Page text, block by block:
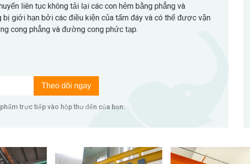
liên tục không tải lại các con hẻm bằng phẳng và
bị giới hạn bởi các điều kiện của tấm đáy và có thể được vận
cong phẳng và đường cong phức tạp.
Theo dõi ngay
trực tiếp vào hộp thư đến của bạn.